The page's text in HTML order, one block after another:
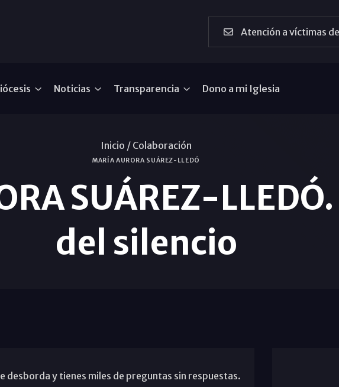
Atención a víctimas
Noticias Transparencia Dono a mi Iglesia
Inicio / Colaboración
MARÍA AURORA SUÁREZ-LLEDÓ
SUÁREZ-
del silencio
desborda y tienes miles de preguntas sin respuestas.